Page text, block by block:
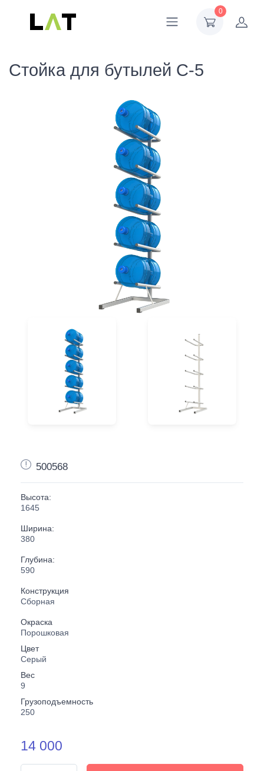
0
Стойка для бутылей С-5
500568
Высота:
1645
Ширина:
380
Глубина:
590
Конструкция
Сборная
Окраска
Порошковая
Цвет
Серый
Вес
9
Грузоподъемность
250
14 000